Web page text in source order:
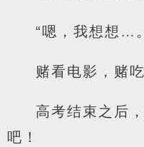
“嗯，我想想…
赌看电影，赌
高考结束之后
吧！